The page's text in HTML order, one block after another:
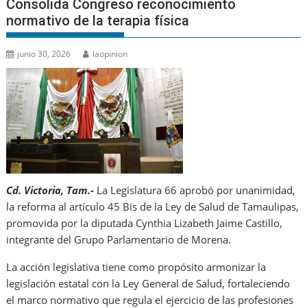
Consolida Congreso reconocimiento
normativo de la terapia física
junio 30, 2026 laopinion
Cd. Victoria, Tam.- La Legislatura 66 aprobó por unanimidad,
la reforma al artículo 45 Bis de la Ley de Salud de Tamaulipas,
promovida por la diputada Cynthia Lizabeth Jaime Castillo,
integrante del Grupo Parlamentario de Morena.
La acción legislativa tiene como propósito armonizar la
legislación estatal con la Ley General de Salud, fortaleciendo
el marco normativo que regula el ejercicio de las profesiones